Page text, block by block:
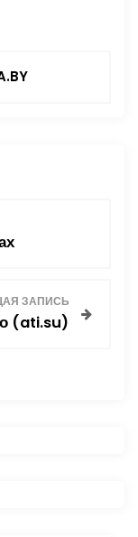
ЗАПИСЬ
(ati.su)